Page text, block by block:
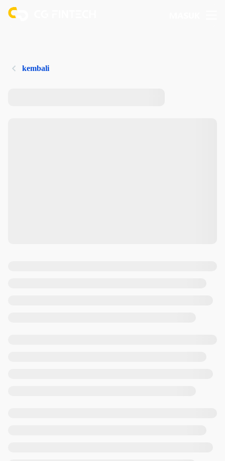
kembali